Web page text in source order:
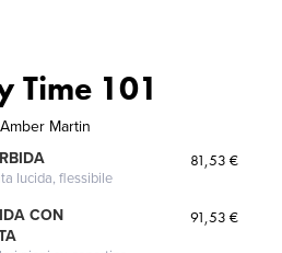
Time 101
Amber Martin
lucida, flessibile
81,53 €
CON
91,53 €